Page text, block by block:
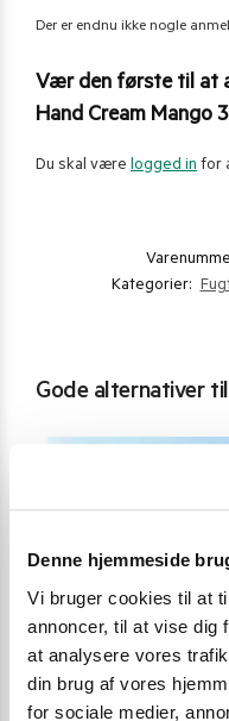
Denne hjemmeside
Vi bruger cookies til at
annoncer, til at vise dig
at analysere vores
din brug af vores
for sociale medier,
Der er endnu ikke nogle
Vær den første til at
Hand Cream Mango
Du skal være logged in for
Kategorier:
Gode alternativer